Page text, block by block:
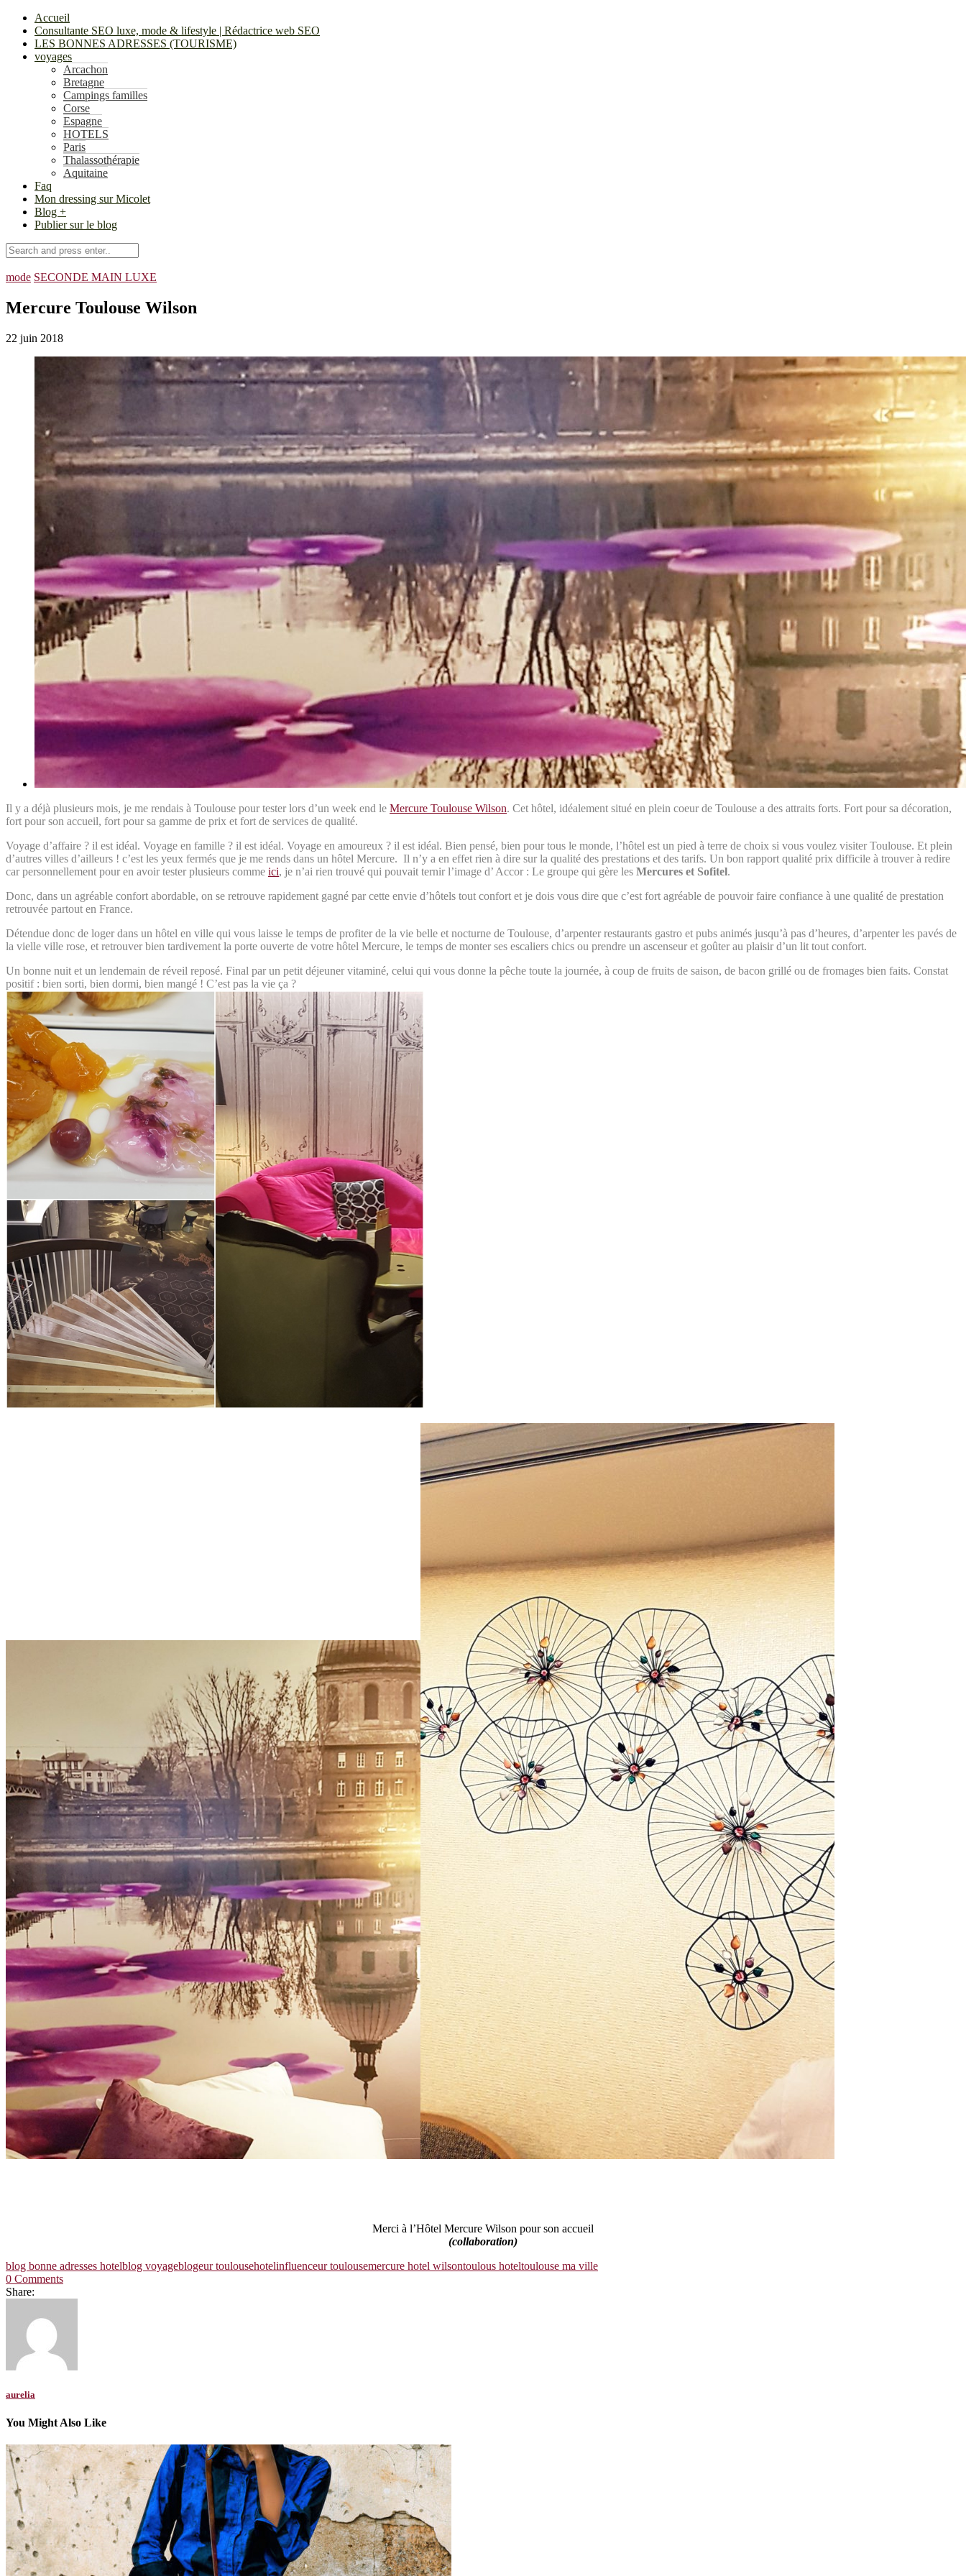
Accueil
Consultante SEO luxe, mode & lifestyle | Rédactrice web SEO
LES BONNES ADRESSES (TOURISME)
voyages
Arcachon
Bretagne
Campings familles
Corse
Espagne
HOTELS
Paris
Thalassothérapie
Aquitaine
Faq
Mon dressing sur Micolet
Blog +
Publier sur le blog
mode SECONDE MAIN LUXE
Mercure Toulouse Wilson
22 juin 2018
Il y a déjà plusieurs mois, je me rendais à Toulouse pour tester lors d’un week end le Mercure Toulouse Wilson. Cet hôtel, idéalement situé en plein coeur de Toulouse a des attraits forts. Fort pour sa décoration,
fort pour son accueil, fort pour sa gamme de prix et fort de services de qualité.
Voyage d’affaire ? il est idéal. Voyage en famille ? il est idéal. Voyage en amoureux ? il est idéal. Bien pensé, bien pour tous le monde, l’hôtel est un pied à terre de choix si vous voulez visiter Toulouse. Et plein
d’autres villes d’ailleurs ! c’est les yeux fermés que je me rends dans un hôtel Mercure. Il n’y a en effet rien à dire sur la qualité des prestations et des tarifs. Un bon rapport qualité prix difficile à trouver à redire
car personnellement pour en avoir tester plusieurs comme ici, je n’ai rien trouvé qui pouvait ternir l’image d’ Accor : Le groupe qui gère les Mercures et Sofitel.
Donc, dans un agréable confort abordable, on se retrouve rapidement gagné par cette envie d’hôtels tout confort et je dois vous dire que c’est fort agréable de pouvoir faire confiance à une qualité de prestation
retrouvée partout en France.
Détendue donc de loger dans un hôtel en ville qui vous laisse le temps de profiter de la vie belle et nocturne de Toulouse, d’arpenter restaurants gastro et pubs animés jusqu’à pas d’heures, d’arpenter les pavés de
la vielle ville rose, et retrouver bien tardivement la porte ouverte de votre hôtel Mercure, le temps de monter ses escaliers chics ou prendre un ascenseur et goûter au plaisir d’un lit tout confort.
Un bonne nuit et un lendemain de réveil reposé. Final par un petit déjeuner vitaminé, celui qui vous donne la pêche toute la journée, à coup de fruits de saison, de bacon grillé ou de fromages bien faits. Constat
positif : bien sorti, bien dormi, bien mangé ! C’est pas la vie ça ?
Merci à l’Hôtel Mercure Wilson pour son accueil
(collaboration)
blog bonne adresses hotelblog voyageblogeur toulousehotelinfluenceur toulousemercure hotel wilsontoulous hoteltoulouse ma ville
0 Comments
Share:
aurelia
You Might Also Like